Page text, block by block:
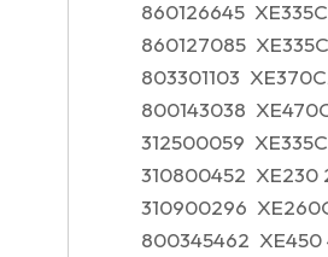
860126645
860127085
803301103
800143038
312500059 XE335C
310800452 XE230
310900296
800345462 XE450